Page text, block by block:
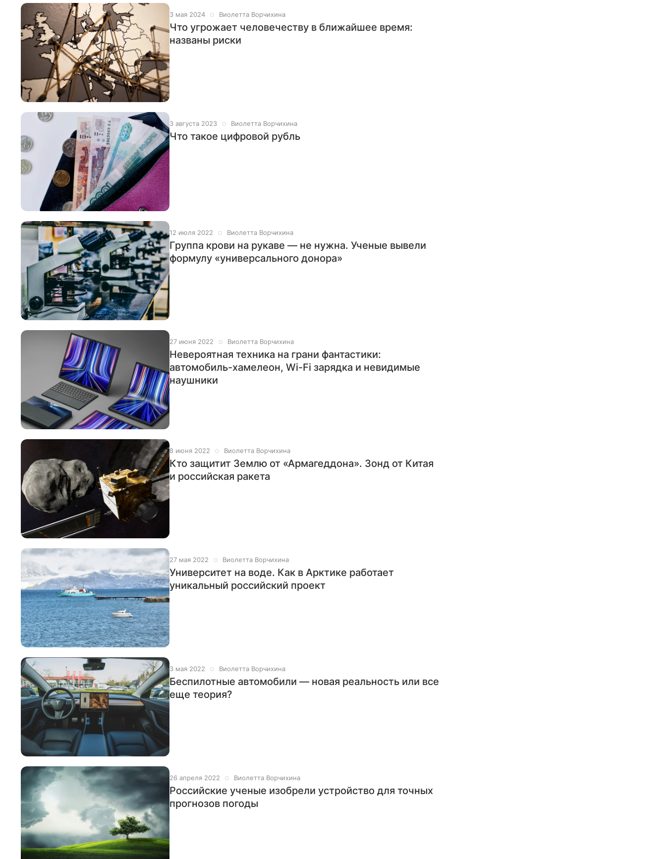
3 мая 2024 Виолетта Ворчихина
Что угрожает человечеству в ближайшее время:
названы риски
3 августа 2023 Виолетта Ворчихина
Что такое цифровой рубль
12 июля 2022 Виолетта Ворчихина
Группа крови на рукаве — не нужна. Ученые вывели
формулу «универсального донора»
27 июня 2022 Виолетта Ворчихина
Невероятная техника на грани фантастики:
автомобиль-хамелеон, Wi-Fi зарядка и невидимые
наушники
8 июня 2022 Виолетта Ворчихина
Кто защитит Землю от «Армагеддона». Зонд от Китая
и российская ракета
27 мая 2022 Виолетта Ворчихина
Университет на воде. Как в Арктике работает
уникальный российский проект
3 мая 2022 Виолетта Ворчихина
Беспилотные автомобили — новая реальность или все
еще теория?
26 апреля 2022 Виолетта Ворчихина
Российские ученые изобрели устройство для точных
прогнозов погоды